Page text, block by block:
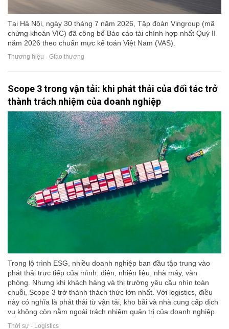
Tại Hà Nội, ngày 30 tháng 7 năm 2026, Tập đoàn Vingroup (mã
chứng khoán VIC) đã công bố Báo cáo tài chính hợp nhất Quý II
năm 2026 theo chuẩn mực kế toán Việt Nam (VAS).
Thương hiệu - Giao thương
Scope 3 trong vận tải: khi phát thải của đối tác trở
thành trách nhiệm của doanh nghiệp
Trong lộ trình ESG, nhiều doanh nghiệp ban đầu tập trung vào
phát thải trực tiếp của mình: điện, nhiên liệu, nhà máy, văn
phòng. Nhưng khi khách hàng và thị trường yêu cầu nhìn toàn
chuỗi, Scope 3 trở thành thách thức lớn nhất. Với logistics, điều
này có nghĩa là phát thải từ vận tải, kho bãi và nhà cung cấp dịch
vụ không còn nằm ngoài trách nhiệm quản trị của doanh nghiệp.
Thời sự - Logistics